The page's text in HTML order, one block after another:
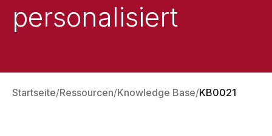
personalisiert
Startseite Ressourcen Knowledge Base KB0021